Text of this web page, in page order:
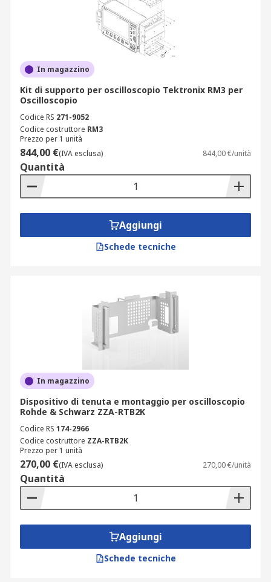
In magazzino
Kit di supporto per oscilloscopio Tektronix RM3 per
Oscilloscopio
Codice RS 271-9052
Codice costruttore RM3
Prezzo per 1 unità
844,00 €(IVA esclusa) 844,00 €/unità
Quantità
Aggiungi
Schede tecniche
In magazzino
Dispositivo di tenuta e montaggio per oscilloscopio
Rohde & Schwarz ZZA-RTB2K
Codice RS 174-2966
Codice costruttore ZZA-RTB2K
Prezzo per 1 unità
270,00 €(IVA esclusa) 270,00 €/unità
Quantità
Aggiungi
Schede tecniche